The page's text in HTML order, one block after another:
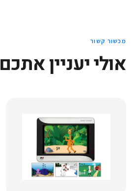
מכשור קשור
אולי יעניין אתכם